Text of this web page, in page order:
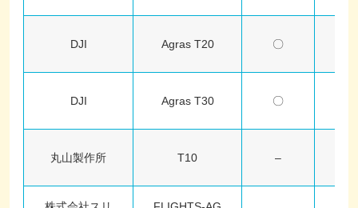
DJI Agras T20 〇
DJI Agras T30 〇
丸山製作所 T10 –